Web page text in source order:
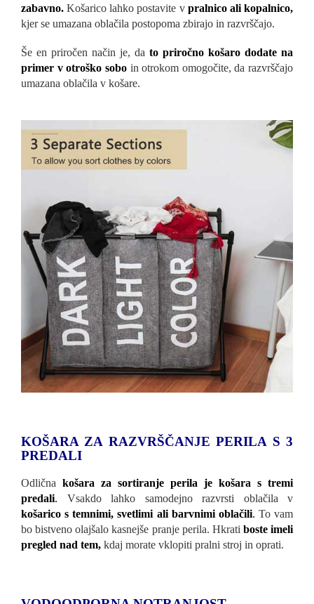
zabavno.Košarico lahko postavite v pralnico ali kopalnico,
kjer se umazana oblačila postopoma zbirajo in razvrščajo.
Še en priročen način je, da to priročno košaro dodate na
primer v otroško sobo in otrokom omogočite, da razvrščajo
umazana oblačila v košare.
KOŠARA ZA RAZVRŠČANJE PERILA S 3
PREDALI
Odlična košara za sortiranje perila je košara s tremi
predali. Vsakdo lahko samodejno razvrsti oblačila v
košarico s temnimi, svetlimi ali barvnimi oblačili. To vam
bo bistveno olajšalo kasnejše pranje perila. Hkrati boste imeli
pregled nad tem, kdaj morate vklopiti pralni stroj in oprati.